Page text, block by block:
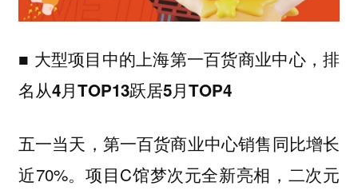
■ 大型项目中的上海第一百货商业中心，排
名从4月TOP13跃居5月TOP4
五一当天，第一百货商业中心销售同比增长
近70%。项目C馆梦次元全新亮相，二次元